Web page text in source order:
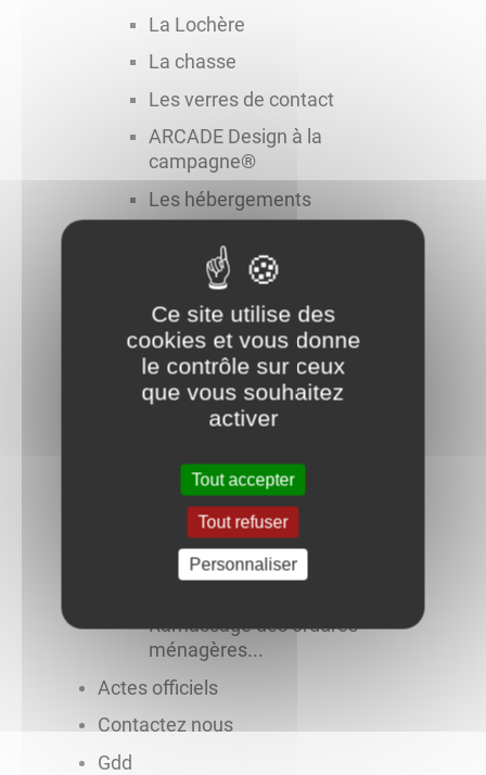
La Lochère
La chasse
Les verres de contact
ARCADE Design à la
campagne®
Les hébergements
Les arrêtés
Ça s'est passé à Ste Colombe
...
Le Pavillon
Vents contraires sur l’Auxois
La galette 2024
Un dépôt de pain à Ste
Colombe-en-Auxois
"Le P'tit Persillé"
Ramassage des ordures
ménagères...
Actes officiels
Contactez nous
Gdd
Ce site utilise des
cookies et vous donne
le contrôle sur ceux
que vous souhaitez
activer
Tout accepter
Tout refuser
Personnaliser